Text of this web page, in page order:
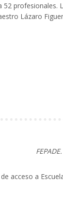
Lázaro
acceso a